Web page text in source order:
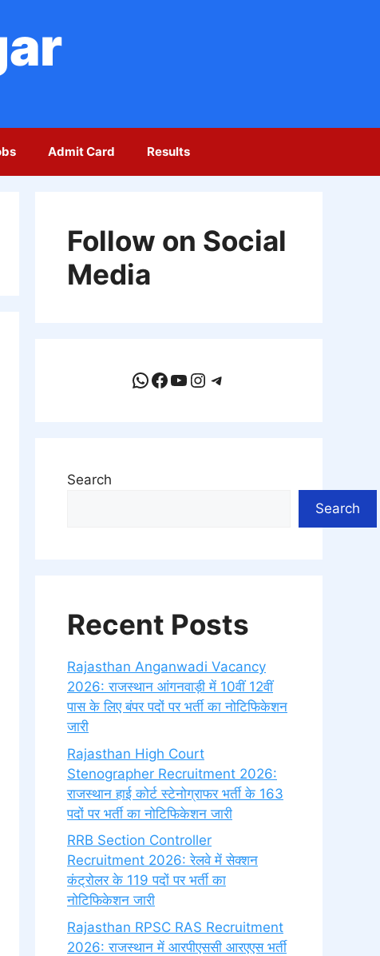
Admit Card Results
Follow on Social
Media
WhatsApp
Facebook
YouTube
Instagram
Telegram
Search
Search
Recent Posts
Rajasthan Anganwadi Vacancy
2026: राजस्थान आंगनवाड़ी में 10वीं 12वीं
पास के लिए बंपर पदों पर भर्ती का नोटिफिकेशन
जारी
Rajasthan High Court
Stenographer Recruitment 2026:
राजस्थान हाई कोर्ट स्टेनोग्राफर भर्ती के 163
पदों पर भर्ती का नोटिफिकेशन जारी
RRB Section Controller
Recruitment 2026: रेलवे में सेक्शन
कंट्रोलर के 119 पदों पर भर्ती का
नोटिफिकेशन जारी
Rajasthan RPSC RAS Recruitment
2026: राजस्थान में आरपीएससी आरएएस भर्ती